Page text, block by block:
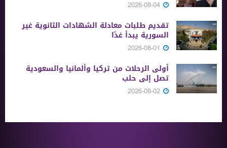
تقديم طلبات معادلة الشهادات الثانوية ‏غير
السورية يبدأ غدًا
أولى الرحلات من ‏تركيا وألمانيا والسعودية
تصل إلى حلب